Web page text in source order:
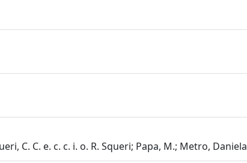
C. C. e. c. c. i. o. R. Squeri; Papa, M.; Metro, Daniela